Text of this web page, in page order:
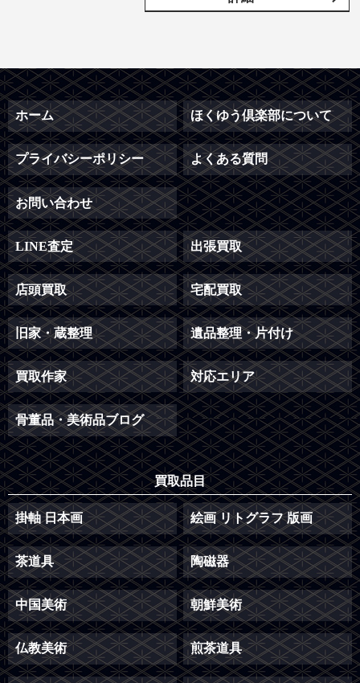
ホーム ほくゆう倶楽部について
プライバシーポリシー よくある質問
お問い合わせ
LINE査定 出張買取
店頭買取 宅配買取
旧家・蔵整理 遺品整理・片付け
買取作家 対応エリア
骨董品・美術品ブログ
買取品目
掛軸 日本画 絵画 リトグラフ 版画
茶道具 陶磁器
中国美術 朝鮮美術
仏教美術 煎茶道具